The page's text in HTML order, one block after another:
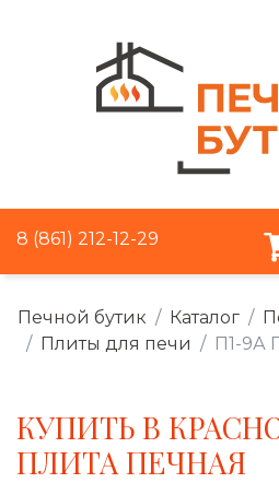
8 (861) 212-12-29
Печной бутик Каталог
Плиты для печи
П1-9А
КУПИТЬ В
ПЛИТА ПЕЧНАЯ